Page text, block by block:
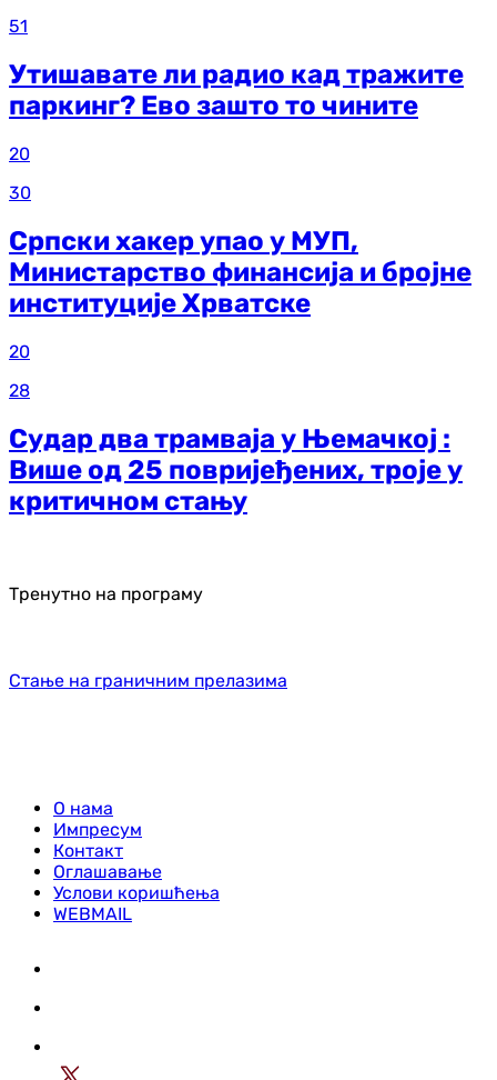
51
Утишавате ли радио кад тражите
паркинг? Ево зашто то чините
20
30
Српски хакер упао у МУП,
Министарство финансија и бројне
институције Хрватске
20
28
Судар два трамваја у Њемачкој :
Више од 25 повријеђених, троје у
критичном стању
Тренутно на програму
Стање на граничним прелазима
О нама
Импресум
Контакт
Оглашавање
Услови коришћења
WEBMAIL